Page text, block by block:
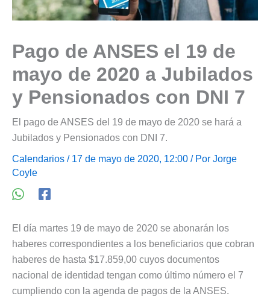
Pago de ANSES el 19 de
mayo de 2020 a Jubilados
y Pensionados con DNI 7
El pago de ANSES del 19 de mayo de 2020 se hará a
Jubilados y Pensionados con DNI 7.
Calendarios / 17 de mayo de 2020, 12:00 / Por Jorge
Coyle
El día martes 19 de mayo de 2020 se abonarán los
haberes correspondientes a los beneficiarios que cobran
haberes de hasta $17.859,00 cuyos documentos
nacional de identidad tengan como último número el 7
cumpliendo con la agenda de pagos de la ANSES.